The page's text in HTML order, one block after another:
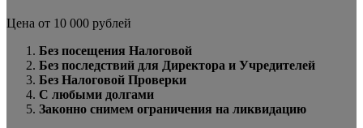
Цена от 10 000 рублей
Без посещения Налоговой
Без последствий для Директора и Учредителей
Без Налоговой Проверки
С любыми долгами
Законно снимем ограничения на ликвидацию